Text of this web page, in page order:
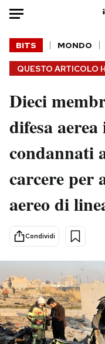
HOME
Italia
Politica
Tecnologia
Scienza
Cultura
Sport
PODCAST
NEWSLETTER
QUESTO ARTICOLO
BITS MONDO
Dieci
difesa
condannati
carcere per
aereo di
Condividi